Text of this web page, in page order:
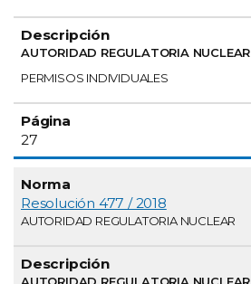
AUTORIDAD REGULATORIA NUCLEAR
PERMISOS INDIVIDUALES
27
Resolución 477 / 2018
AUTORIDAD REGULATORIA NUCLEAR